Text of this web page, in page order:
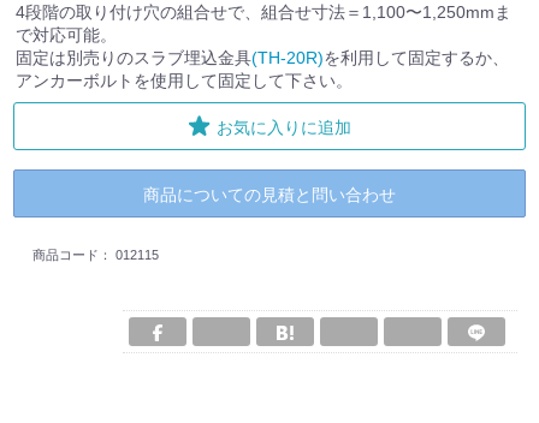
4段階の取り付け穴の組合せで、組合せ寸法＝1,100〜1,250mmま
で対応可能。
固定は別売りのスラブ埋込金具(TH-20R)を利用して固定するか、
アンカーボルトを使用して固定して下さい。
お気に入りに追加
商品についての見積と問い合わせ
商品コード： 012115